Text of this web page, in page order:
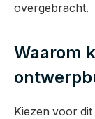
overgebracht.
Waarom
Kiezen voor